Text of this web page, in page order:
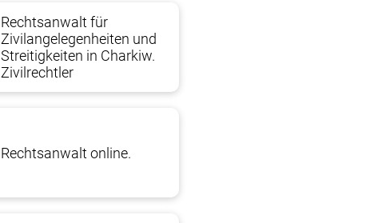
Rechtsanwalt für
Zivilangelegenheiten und
Streitigkeiten in Charkiw.
Zivilrechtler
Rechtsanwalt online.